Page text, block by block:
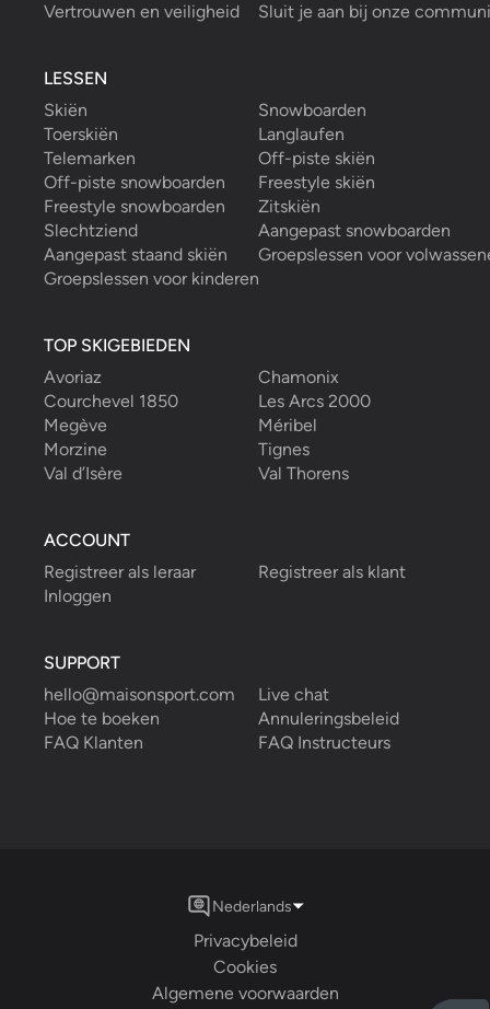
Vertrouwen en veiligheid
Sluit je aan bij onze
LESSEN
Skiën
Snowboarden
Toerskiën
Langlaufen
Telemarken
Off-piste skiën
Off-piste snowboarden
Freestyle skiën
Freestyle snowboarden
Zitskiën
Slechtziend
Aangepast snowboarden
Aangepast staand skiën
Groepslessen voor
Groepslessen voor kinderen
TOP SKIGEBIEDEN
Avoriaz
Chamonix
Courchevel 1850
Les Arcs 2000
Megève
Méribel
Morzine
Tignes
Val d’Isère
Val Thorens
ACCOUNT
Registreer als leraar
Registreer als klant
Inloggen
SUPPORT
hello@maisonsport.com
Live chat
Hoe te boeken
Annuleringsbeleid
FAQ Klanten
FAQ Instructeurs
Algemene voorwaarden
Cookies
Privacybeleid
Nederlands